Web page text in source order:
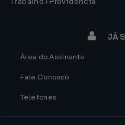
JÁ
Área do Assinante
Fale Conosco
Telefones